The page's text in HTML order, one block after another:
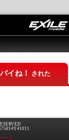
イね！ された